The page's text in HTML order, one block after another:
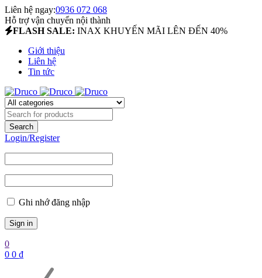
Liên hệ ngay:0936 072 068
Hỗ trợ vận chuyển nội thành
FLASH SALE: INAX KHUYẾN MÃI LÊN ĐẾN 40%
Giới thiệu
Liên hệ
Tin tức
Login/Register
Ghi nhớ đăng nhập
0
0 0 ₫